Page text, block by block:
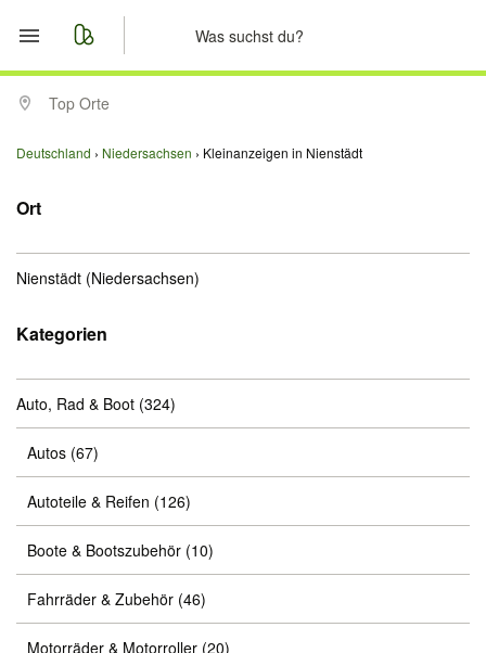
Start
Merkliste
Anzeige aufgeben
Top Orte
Deutschland Niedersachsen Kleinanzeigen in Nienstädt
Ort
Nienstädt (Niedersachsen)
Kategorien
Auto, Rad & Boot (324)
Autos (67)
Autoteile & Reifen (126)
Boote & Bootszubehör (10)
Fahrräder & Zubehör (46)
Motorräder & Motorroller (20)